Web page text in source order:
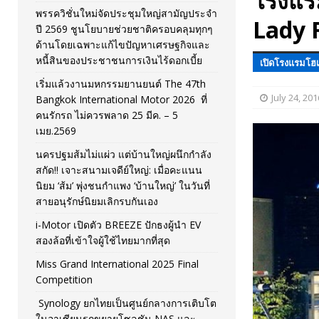
[ November 26, 2025 ] i-Motor เปิดตัว BREEZE ปักธง
[ April 30, 2026 ] จุฬาฯ เปิดตัวโครงการ ต้นแบบนวัตกรร
Lady
เปิดโรงแรมโ
July 24,
พรรควิชั่นใหม่จัดประชุมใหญ่สามัญประจำ
ปี 2569 ชูนโยบายช่วยชาติครอบคลุมทุกๆ
ด้านโดยเฉพาะแก้ไขปัญหาเศรษฐกิจและ
หนี้สินของประชาชนการเงินไร้ดอกเบี้ย
เริ่มแล้วงานมหกรรมยานยนต์ The 47th
Bangkok International Motor 2026 ที่
คนรักรถ ไม่ควรพลาด 25 มีค. – 5
เมย.2569
นครปฐมส้มไม่แผ่ว แต่บ้านใหญ่ผนึกกำลัง
สกัด!! เจาะสนามเจดีย์ใหญ่: เมื่อคะแนน
นิยม ‘ส้ม’ พุ่งชนกำแพง ‘บ้านใหญ่’ ในวันที่
สายอนุรักษ์นิยมเลิกรบกันเอง
i-Motor เปิดตัว BREEZE ปักธงผู้นำ EV
สองล้อที่เข้าใจผู้ใช้ไทยมากที่สุด
Miss Grand International 2025 Final
Competition
Synology ยกไทยเป็นศูนย์กลางการเติบโต